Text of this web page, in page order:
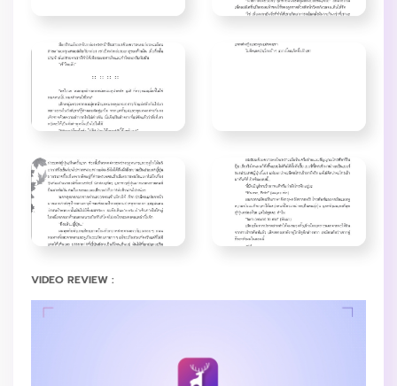
VIDEO REVIEW :